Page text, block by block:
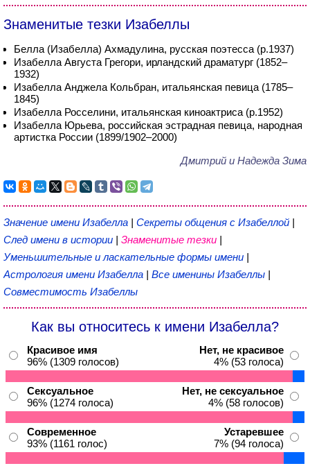
Знаменитые тезки Изабеллы
Белла (Изабелла) Ахмадулина, русская поэтесса (р.1937)
Изабелла Августа Грегори, ирландский драматург (1852–
1932)
Изабелла Анджела Кольбран, итальянская певица (1785–
1845)
Изабелла Росселини, итальянская киноактриса (р.1952)
Изабелла Юрьева, российская эстрадная певица, народная
артистка России (1899/1902–2000)
Дмитрий и Надежда Зима
Значение имени Изабелла | Секреты общения с Изабеллой |
След имени в истории | Знаменитые тезки |
Уменьшительные и ласкательные формы имени |
Астрология имени Изабелла | Все именины Изабеллы |
Совместимость Изабеллы
Как вы относитесь к имени Изабелла?
Красивое имя
96% (1309 голосов)
Нет, не красивое
4% (53 голоса)
Сексуальное
96% (1274 голоса)
Нет, не сексуальное
4% (58 голосов)
Современное
93% (1161 голос)
Устаревшее
7% (94 голоса)